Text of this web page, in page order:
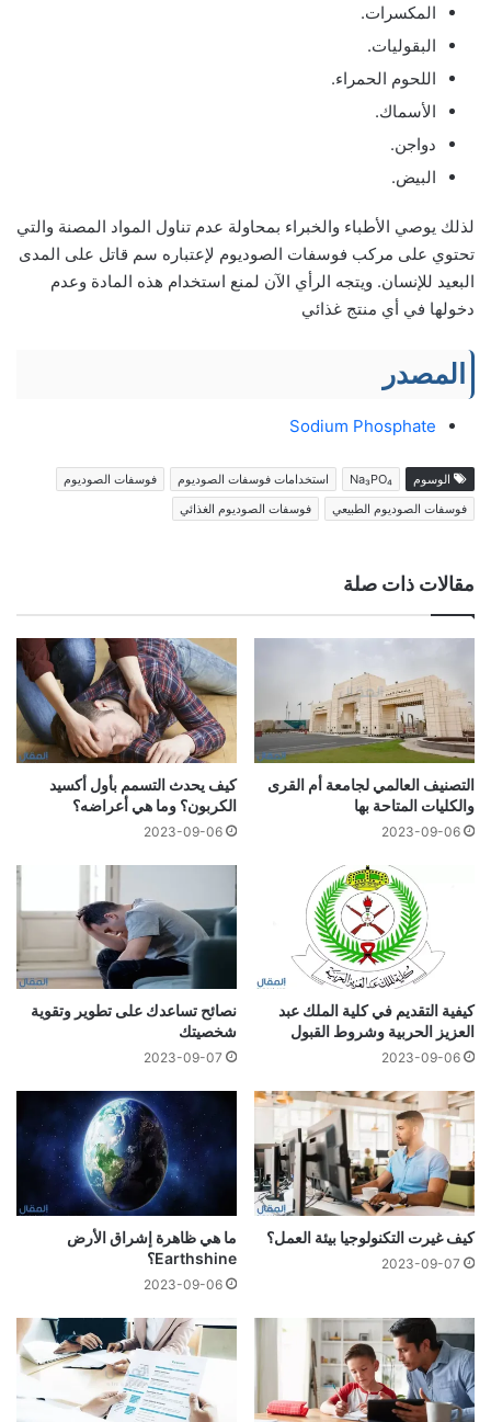
المكسرات.
البقوليات.
اللحوم الحمراء.
الأسماك.
دواجن.
البيض.
لذلك يوصي الأطباء والخبراء بمحاولة عدم تناول المواد المصنة والتي
تحتوي على مركب فوسفات الصوديوم لإعتباره سم قاتل على المدى
البعيد للإنسان. ويتجه الرأي الآن لمنع استخدام هذه المادة وعدم
دخولها في أي منتج غذائي
المصدر
Sodium Phosphate
الوسوم Na₃PO₄ استخدامات فوسفات الصوديوم
فوسفات الصوديوم
فوسفات الصوديوم الطبيعي
فوسفات الصوديوم الغذائي
مقالات ذات صلة
التصنيف العالمي لجامعة أم القرى
والكليات المتاحة بها
2023-09-06
كيف يحدث التسمم بأول أكسيد
الكربون؟ وما هي أعراضه؟
2023-09-06
كيفية التقديم في كلية الملك عبد
العزيز الحربية وشروط القبول
2023-09-06
نصائح تساعدك على تطوير وتقوية
شخصيتك
2023-09-07
كيف غيرت التكنولوجيا بيئة العمل؟
2023-09-07
ما هي ظاهرة إشراق الأرض
Earthshine؟
2023-09-06